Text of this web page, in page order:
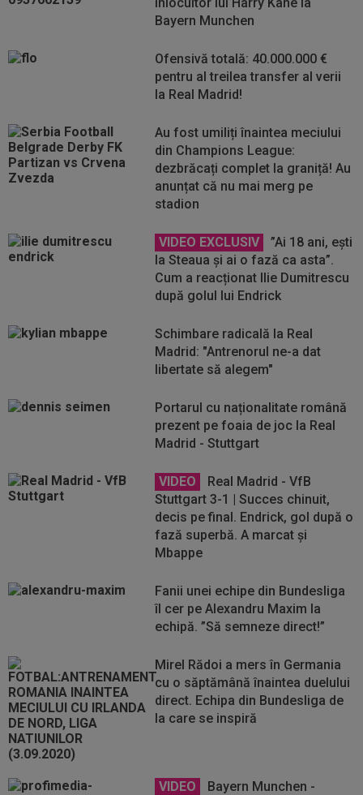
Bayern Munchen
Ofensivă totală: 40.000.000 €
pentru al treilea transfer al verii
la Real Madrid!
Au fost umiliți înaintea meciului
din Champions League:
dezbrăcați complet la graniță! Au
anunțat că nu mai merg pe
stadion
VIDEO EXCLUSIV
”Ai 18 ani, ești
la Steaua și ai o fază ca asta”.
Cum a reacționat Ilie Dumitrescu
după golul lui Endrick
Schimbare radicală la Real
Madrid: "Antrenorul ne-a dat
libertate să alegem"
Portarul cu naționalitate română
prezent pe foaia de joc la Real
Madrid - Stuttgart
VIDEO
Real Madrid - VfB
Stuttgart 3-1 | Succes chinuit,
decis pe final. Endrick, gol după o
fază superbă. A marcat și
Mbappe
Fanii unei echipe din Bundesliga
îl cer pe Alexandru Maxim la
echipă. ”Să semneze direct!”
Mirel Rădoi a mers în Germania
cu o săptămână înaintea duelului
direct. Echipa din Bundesliga de
la care se inspiră
VIDEO
Bayern Munchen -